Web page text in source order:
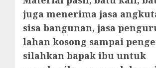
juga menerima jasa
sisa bangunan, jasa
lahan kosong sampai
silahkan bapak ibu untuk